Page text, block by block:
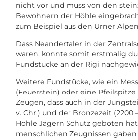
nicht vor und muss von den
Bewohnern der Höhle
zum Beispiel aus den Urner
Dass Neandertaler in der
waren, konnte somit erstmalig
Fundstücke an der Rigi
Weitere Fundstücke, wie ein
(Feuerstein) oder eine Pfeilspitze
Zeugen, dass auch in der
v. Chr.) und der Bronzezeit (2200
Höhle Jägern Schutz geboten
menschlichen Zeugnissen